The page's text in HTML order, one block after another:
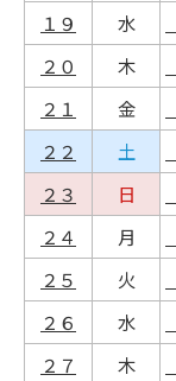
１９
水
２０
木
２１
金
２２
土
２３
日
２４
月
２５
火
２６
水
２７
木